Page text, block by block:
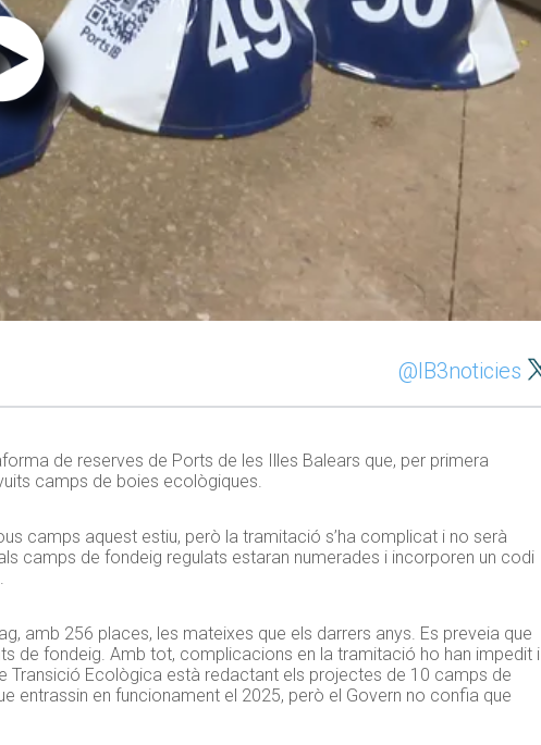
@IB3noticies
de reserves de Ports de les Illes Balears que, per primera
camps de boies ecològiques.
camps aquest estiu, però la tramitació s’ha complicat i no serà
camps de fondeig regulats estaran numerades i incorporen un codi
amb 256 places, les mateixes que els darrers anys. Es preveia que
de fondeig. Amb tot, complicacions en la tramitació ho han impedit i
Transició Ecològica està redactant els projectes de 10 camps de
entrassin en funcionament el 2025, però el Govern no confia que